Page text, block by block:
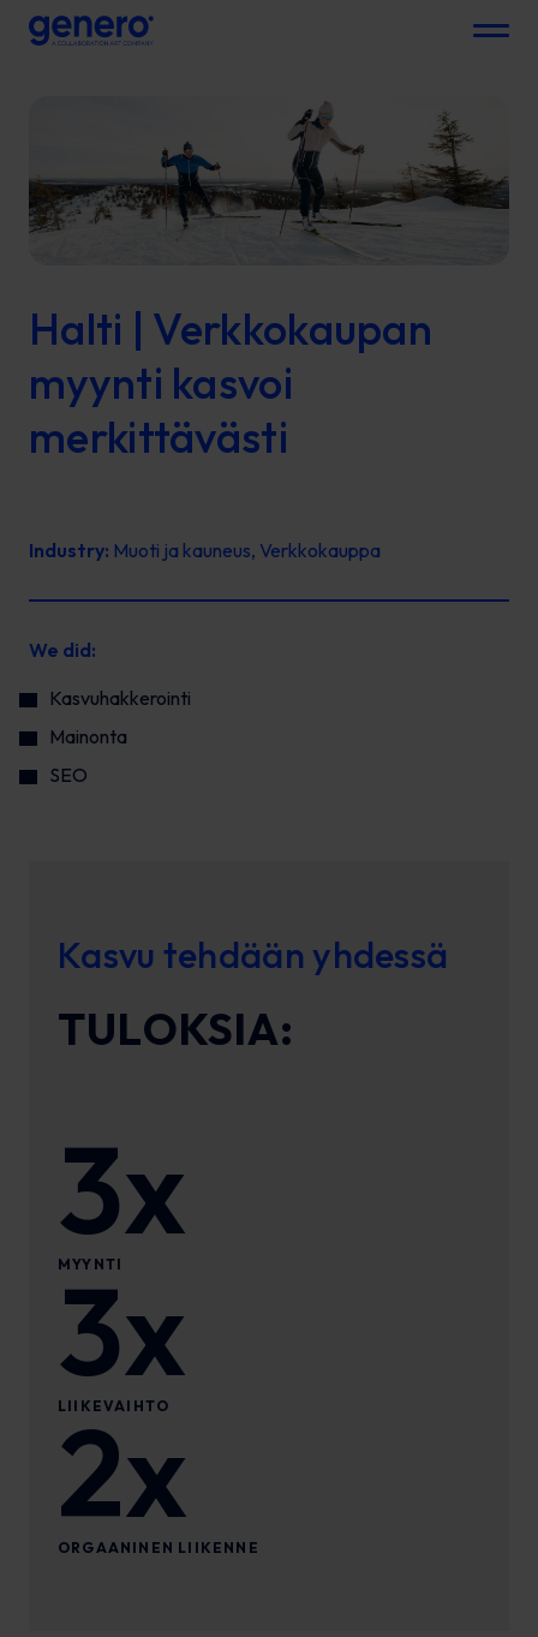
Menu
Halti | Verkkokaupan
myynti kasvoi
merkittävästi
Industry: Muoti ja kauneus, Verkkokauppa
We did:
Kasvuhakkerointi
Mainonta
SEO
Kasvu tehdään yhdessä
TULOKSIA:
3x
MYYNTI
3x
LIIKEVAIHTO
2x
ORGAANINEN LIIKENNE